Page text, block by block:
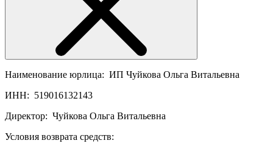
Наименование юрлица: ИП Чуйкова Ольга Витальевна
ИНН: 519016132143
Директор: Чуйкова Ольга Витальевна
Условия возврата средств: